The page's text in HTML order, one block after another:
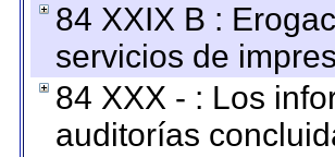
84 XXIX B :
servicios de
84 XXX - : Los
auditorías